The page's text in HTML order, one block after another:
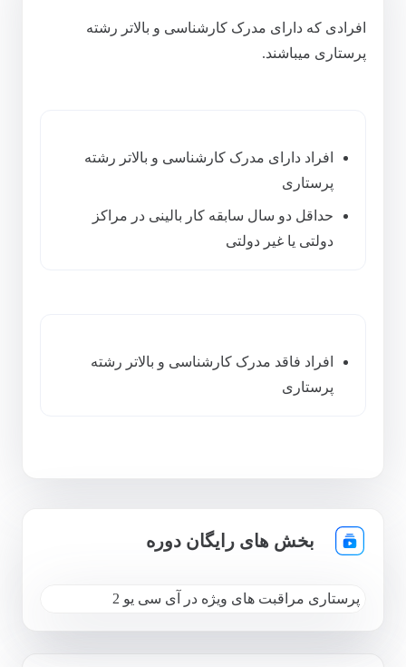
افرادی که دارای مدرک کارشناسی و بالاتر رشته
پرستاری میباشند.
افراد دارای مدرک کارشناسی و بالاتر رشته
پرستاری
حداقل دو سال سابقه کار بالینی در مراکز
دولتی یا غیر دولتی
افراد فاقد مدرک کارشناسی و بالاتر رشته
پرستاری
بخش های رایگان دوره
پرستاری مراقبت های ویژه در آی سی یو 2